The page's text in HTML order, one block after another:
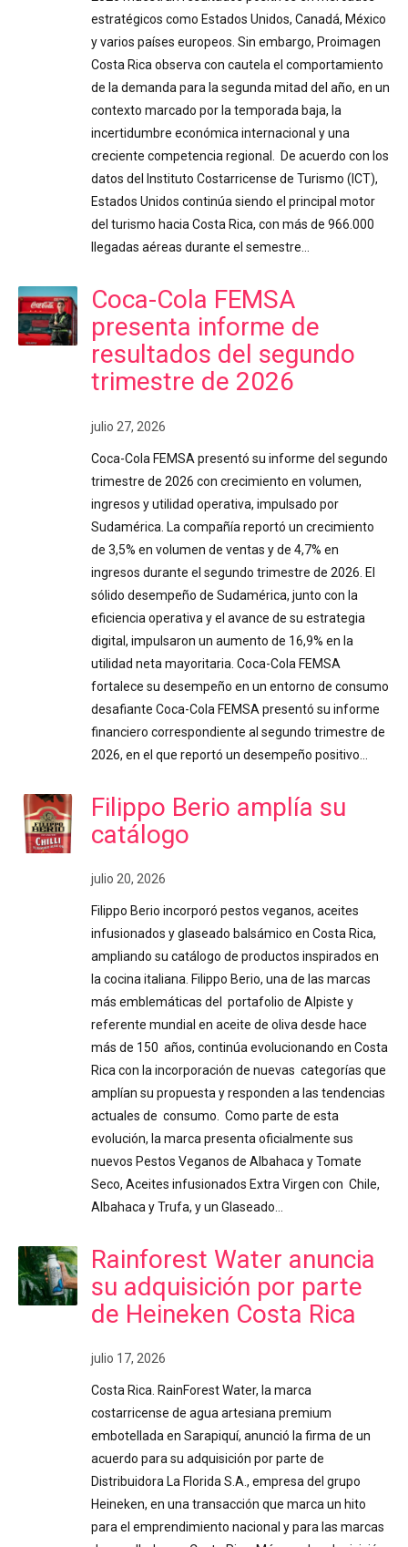
estratégicos como Estados Unidos, Canadá, México
y varios países europeos. Sin embargo, Proimagen
Costa Rica observa con cautela el comportamiento
de la demanda para la segunda mitad del año, en un
contexto marcado por la temporada baja, la
incertidumbre económica internacional y una
creciente competencia regional. De acuerdo con los
datos del Instituto Costarricense de Turismo (ICT),
Estados Unidos continúa siendo el principal motor
del turismo hacia Costa Rica, con más de 966.000
llegadas aéreas durante el semestre…
Coca-Cola FEMSA
presenta informe de
resultados del segundo
trimestre de 2026
julio 27, 2026
Coca-Cola FEMSA presentó su informe del segundo
trimestre de 2026 con crecimiento en volumen,
ingresos y utilidad operativa, impulsado por
Sudamérica. La compañía reportó un crecimiento
de 3,5% en volumen de ventas y de 4,7% en
ingresos durante el segundo trimestre de 2026. El
sólido desempeño de Sudamérica, junto con la
eficiencia operativa y el avance de su estrategia
digital, impulsaron un aumento de 16,9% en la
utilidad neta mayoritaria. Coca-Cola FEMSA
fortalece su desempeño en un entorno de consumo
desafiante Coca-Cola FEMSA presentó su informe
financiero correspondiente al segundo trimestre de
2026, en el que reportó un desempeño positivo…
Filippo Berio amplía su
catálogo
julio 20, 2026
Filippo Berio incorporó pestos veganos, aceites
infusionados y glaseado balsámico en Costa Rica,
ampliando su catálogo de productos inspirados en
la cocina italiana. Filippo Berio, una de las marcas
más emblemáticas del portafolio de Alpiste y
referente mundial en aceite de oliva desde hace
más de 150 años, continúa evolucionando en Costa
Rica con la incorporación de nuevas categorías que
amplían su propuesta y responden a las tendencias
actuales de consumo. Como parte de esta
evolución, la marca presenta oficialmente sus
nuevos Pestos Veganos de Albahaca y Tomate
Seco, Aceites infusionados Extra Virgen con Chile,
Albahaca y Trufa, y un Glaseado…
Rainforest Water anuncia
su adquisición por parte
de Heineken Costa Rica
julio 17, 2026
Costa Rica. RainForest Water, la marca
costarricense de agua artesiana premium
embotellada en Sarapiquí, anunció la firma de un
acuerdo para su adquisición por parte de
Distribuidora La Florida S.A., empresa del grupo
Heineken, en una transacción que marca un hito
para el emprendimiento nacional y para las marcas